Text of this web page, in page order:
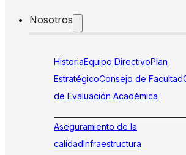
Nosotros
HistoriaEquipo DirectivoPlan
EstratégicoConsejo de Facultad
de Evaluación Académica
Aseguramiento de la
calidadInfraestructura